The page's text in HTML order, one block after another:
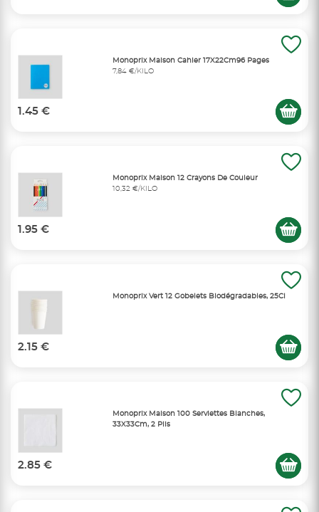
Monoprix Maison Cahier 17X22Cm96 Pages
7,84 €/KILO
1.45 €
Monoprix Maison 12 Crayons De Couleur
10,32 €/KILO
1.95 €
Monoprix Vert 12 Gobelets Biodégradables, 25Cl
2.15 €
Monoprix Maison 100 Serviettes Blanches,
33X33Cm, 2 Plis
2.85 €